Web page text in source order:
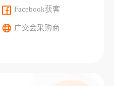
Facebook获客
广交会采购商